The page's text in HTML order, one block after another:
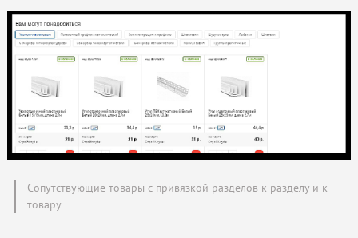
Сопутствующие товары с привязкой разделов к разделу и к
товару